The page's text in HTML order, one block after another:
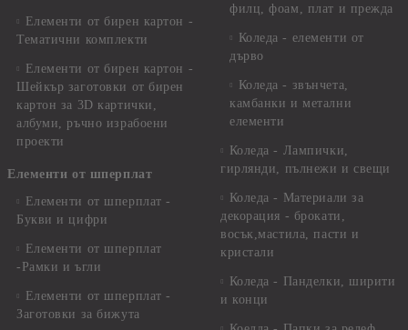
Елементи от бирен картон -
Тематични комплекти
Елементи от бирен картон -
Шейкър заготовки от бирен
картон за 3D картички,
албуми, ръчно израбоени
проекти
Елементи от шперплат
Елементи от шперплат -
Букви и цифри
Елементи от шперплат
-Рамки и ъгли
Елементи от шперплат -
Заготовки за бижута
филц, фоам, плат и прежда
Коледа - елементи от
дърво
Коледа - звънчета,
камбанки и метални
елементи
Коледа - Лампички,
гирлянди, пълнежи и свещи
Коледа - Материали за
декорация - брокати,
восък,мастила, пасти и
кристали
Коледа - Панделки, ширити
и конци